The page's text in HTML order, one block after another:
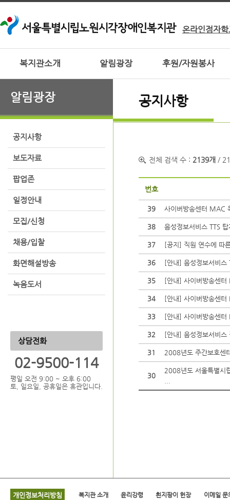
온라인점자
복지관소개 알림광장 후원/자원봉사
알림광장
공지사항
보도자료
팝업존
일정안내
모집/신청
채용/입찰
화면해설방송
녹음도서
상담전화
02-9500-114
평일 오전 9:00 ~ 오후 6:00
토, 일요일, 공휴일은 휴관입니다.
공지사항
전체 검색 수 : 2139개 /
번호
39 사이버방송센터 MAC
38 음성정보서비스 TTS
37 [공지] 직원 연수에 따
36 [안내] 음성정보서비스
35 [안내] 사이버방송센
34 [안내] 사이버방송센
33 [안내] 사이버방송센
32 [안내] 음성정보서비스
31 2008년도 주간보호센
30
2008년도 서울특별시
개인정보처리방침 복지관 소개 윤리강령 흰지팡이 헌장 이메일 문